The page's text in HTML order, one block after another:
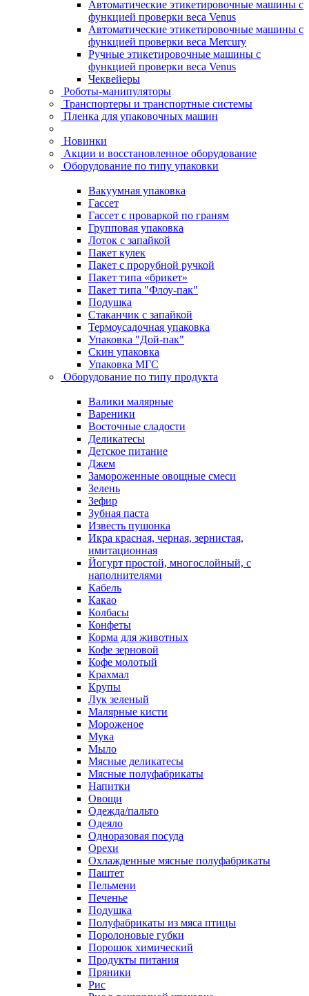
Автоматические этикетировочные машины с
функцией проверки веса Venus
Автоматические этикетировочные машины с
функцией проверки веса Mercury
Ручные этикетировочные машины с
функцией проверки веса Venus
Чеквейеры
Роботы-манипуляторы
Транспортеры и транспортные системы
Пленка для упаковочных машин
Новинки
Акции и восстановленное оборудование
Оборудование по типу упаковки
Вакуумная упаковка
Гассет
Гассет с проваркой по граням
Групповая упаковка
Лоток с запайкой
Пакет кулек
Пакет с прорубной ручкой
Пакет типа «брикет»
Пакет типа "Флоу-пак"
Подушка
Стаканчик с запайкой
Термоусадочная упаковка
Упаковка "Дой-пак"
Скин упаковка
Упаковка МГС
Оборудование по типу продукта
Валики малярные
Вареники
Восточные сладости
Деликатесы
Детское питание
Джем
Замороженные овощные смеси
Зелень
Зефир
Зубная паста
Известь пушонка
Икра красная, черная, зернистая,
имитационная
Йогурт простой, многослойный, с
наполнителями
Кабель
Какао
Колбасы
Конфеты
Корма для животных
Кофе зерновой
Кофе молотый
Крахмал
Крупы
Лук зеленый
Малярные кисти
Мороженое
Мука
Мыло
Мясные деликатесы
Мясные полуфабрикаты
Напитки
Овощи
Одежда/пальто
Одеяло
Одноразовая посуда
Орехи
Охлажденные мясные полуфабрикаты
Паштет
Пельмени
Печенье
Подушка
Полуфабрикаты из мяса птицы
Поролоновые губки
Порошок химический
Продукты питания
Пряники
Рис